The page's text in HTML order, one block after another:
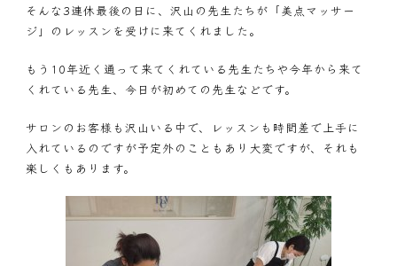
そんな3連休最後の日に、沢山の先生たちが「美点マッサー
ジ」のレッスンを受けに来てくれました。
もう10年近く通って来てくれている先生たちや今年から来て
くれている先生、今日が初めての先生などです。
サロンのお客様も沢山いる中で、レッスンも時間差で上手に
入れているのですが予定外のこともあり大変ですが、それも
楽しくもあります。